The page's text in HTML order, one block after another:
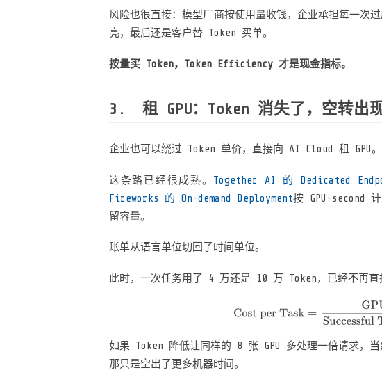
风险也很直接：模型厂商按使用量收钱，企业承担每一次
亮，最后还是客户替 Token 买单。
按量买 Token，Token Efficiency 才是现金指标。
租 GPU：Token 消失了，空转出
企业也可以绕过 Token 单价，直接向 AI Cloud 租 GPU。
这条路已经很成熟。 Together AI 的 Dedicated
Fireworks 的 On-demand Deployment按 GPU-second 计
留容量。
账单从语言单位切回了时间单位。
此时，一次任务用了 4 万还是 10 万 Token，已经不再直
如果 Token 降低让同样的 8 张 GPU 多处理一倍请求，当
那只是空出了更多机器时间。